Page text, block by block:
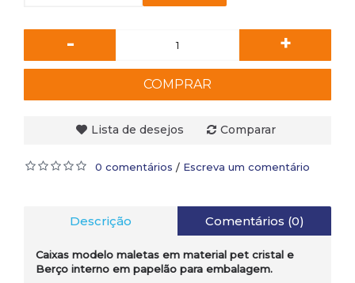
- +
COMPRAR
Lista de desejos Comparar
0 comentários / Escreva um comentário
Descrição Comentários (0)
Caixas modelo maletas em material pet cristal e
Berço interno em papelão para embalagem.